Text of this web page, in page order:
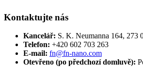
Kontaktujte nás
Kancelář: S. K. Neumanna 164, 273
Telefon: +420 ‭602 703 263‬
E-mail: fn@fn-nano.com
Otevřeno (po předchozí domluvě):